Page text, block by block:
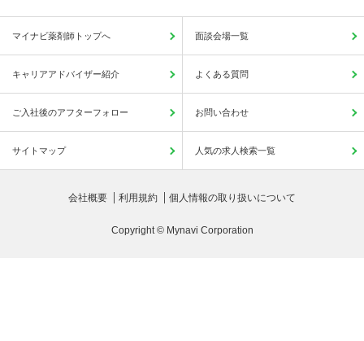
マイナビ薬剤師トップへ 面談会場一覧
キャリアアドバイザー紹介 よくある質問
ご入社後のアフターフォロー お問い合わせ
サイトマップ 人気の求人検索一覧
会社概要 利用規約 個人情報の取り扱いについて
Copyright © Mynavi Corporation